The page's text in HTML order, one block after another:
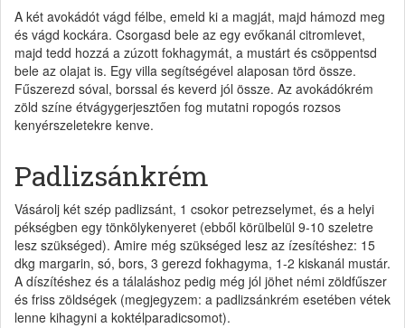
A két avokádót vágd félbe, emeld ki a magját, majd hámozd meg
és vágd kockára. Csorgasd bele az egy evőkanál citromlevet,
majd tedd hozzá a zúzott fokhagymát, a mustárt és csöppentsd
bele az olajat is. Egy villa segítségével alaposan törd össze.
Fűszerezd sóval, borssal és keverd jól össze. Az avokádókrém
zöld színe étvágygerjesztően fog mutatni ropogós rozsos
kenyérszeletekre kenve.
Padlizsánkrém
Vásárolj két szép padlizsánt, 1 csokor petrezselymet, és a helyi
pékségben egy tönkölykenyeret (ebből körülbelül 9-10 szeletre
lesz szükséged). Amire még szükséged lesz az ízesítéshez: 15
dkg margarin, só, bors, 3 gerezd fokhagyma, 1-2 kiskanál mustár.
A díszítéshez és a tálaláshoz pedig még jól jöhet némi zöldfűszer
és friss zöldségek (megjegyzem: a padlizsánkrém esetében vétek
lenne kihagyni a koktélparadicsomot).